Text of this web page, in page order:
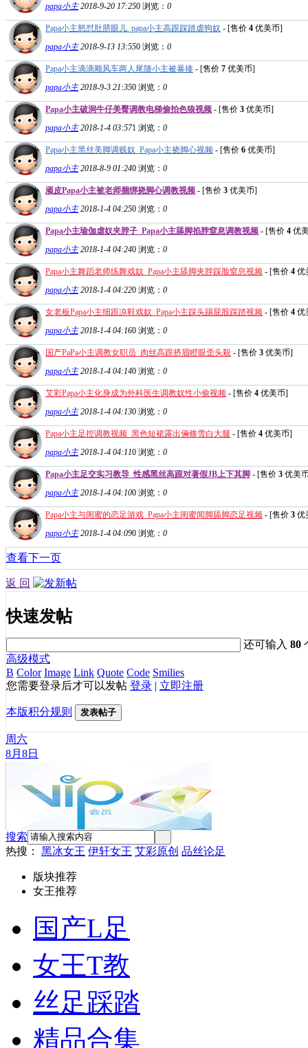
papa小主 2018-9-20 17:250 浏览： 0
Papa小主怒怼肚脐眼儿_papa小主高跟踩踏虐狗奴 - [售价 4 优美币]
papa小主 2018-9-13 13:550 浏览： 0
Papa小主滴滴顺风车两人尾随小主被暴揍 - [售价 7 优美币]
papa小主 2018-9-3 21:350 浏览： 0
Papa小主破洞牛仔美臀调教电梯偷拍色狼视频 - [售价 3 优美币]
papa小主 2018-1-4 03:571 浏览： 0
Papa小主黑丝美脚调贱奴_Papa小主挠脚心视频 - [售价 6 优美币]
papa小主 2018-8-9 01:240 浏览： 0
顽皮Papa小主被老师捆绑挠脚心调教视频 - [售价 3 优美币]
papa小主 2018-1-4 04:250 浏览： 0
Papa小主瑜伽虐奴夹脖子_Papa小主舔脚掐脖窒息调教视频 - [售价 4 优
papa小主 2018-1-4 04:240 浏览： 0
Papa小主舞蹈老师练舞戏奴_Papa小主舔脚夹脖踩脸窒息视频 - [售价 4 优
papa小主 2018-1-4 04:220 浏览： 0
女老板Papa小主细跟凉鞋戏奴_Papa小主踩头踢屁股踩踏视频 - [售价 4 优
papa小主 2018-1-4 04:160 浏览： 0
国产PaPa小主调教女职员_肉丝高跟挤眉瞪眼歪头殺 - [售价 3 优美币]
papa小主 2018-1-4 04:140 浏览： 0
艾彩Papa小主化身成为外科医生调教奴性小偷视频 - [售价 4 优美币]
papa小主 2018-1-4 04:130 浏览： 0
Papa小主足控调教视频_黑色短裙露出倆條雪白大腿 - [售价 4 优美币]
papa小主 2018-1-4 04:110 浏览： 0
Papa小主足交实习教导_性感黑丝高跟对著假JB上下其脚 - [售价 3 优美
papa小主 2018-1-4 04:100 浏览： 0
Papa小主与闺蜜的恋足游戏_Papa小主闺蜜闻脚舔脚恋足视频 - [售价 3 优
papa小主 2018-1-4 04:090 浏览： 0
查看下一页
返 回
快速发帖
还可输入80
高级模式
B Color Image Link Quote Code Smilies
您需要登录后才可以发帖 登录 | 立即注册
本版积分规则 发表帖子
周六
8月8日
搜索
热搜：
黑冰女王 伊轩女王 艾彩原创 品丝论足
版块推荐
女王推荐
国产L足
女王T教
丝足踩踏
精品合集